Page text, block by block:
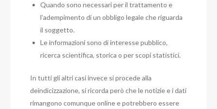
Quando sono necessari per il trattamento e
l’adempimento di un obbligo legale che riguarda
il soggetto.
Le informazioni sono di interesse pubblico,
ricerca scientifica, storica o per scopi statistici.
In tutti gli altri casi invece si procede alla
deindicizzazione, si ricorda però che le notizie e i dati
rimangono comunque online e potrebbero essere